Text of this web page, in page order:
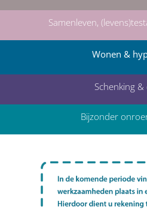
Samenleven,
Wonen &
Schenking
Bijzonder